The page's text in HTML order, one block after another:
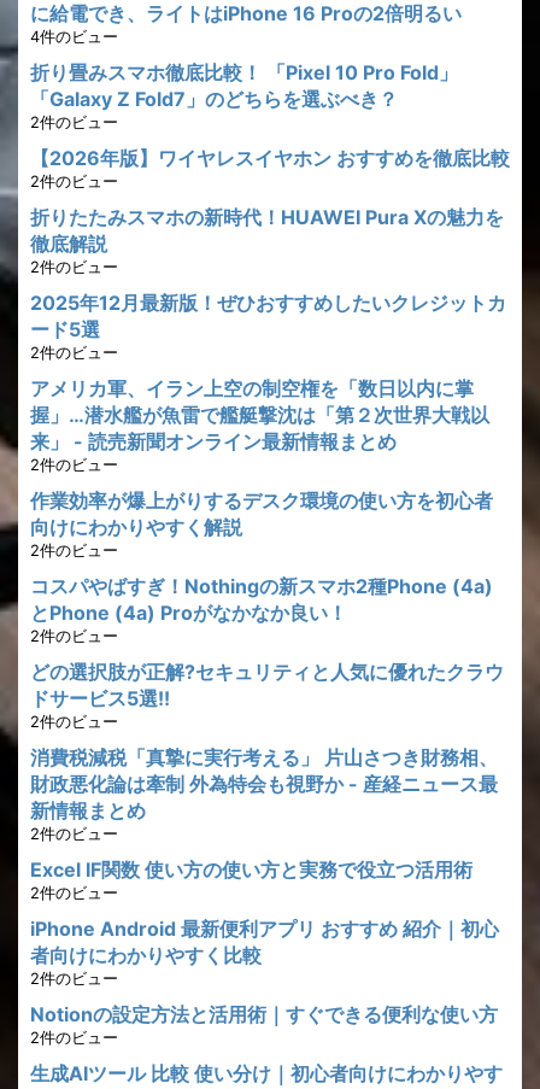
に給電でき、ライトはiPhone 16 Proの2倍明るい
4件のビュー
折り畳みスマホ徹底比較！ 「Pixel 10 Pro Fold」
「Galaxy Z Fold7」のどちらを選ぶべき？
2件のビュー
【2026年版】ワイヤレスイヤホン おすすめを徹底比較
2件のビュー
折りたたみスマホの新時代！HUAWEI Pura Xの魅力を
徹底解説
2件のビュー
2025年12月最新版！ぜひおすすめしたいクレジットカ
ード5選
2件のビュー
アメリカ軍、イラン上空の制空権を「数日以内に掌
握」…潜水艦が魚雷で艦艇撃沈は「第２次世界大戦以
来」 - 読売新聞オンライン最新情報まとめ
2件のビュー
作業効率が爆上がりするデスク環境の使い方を初心者
向けにわかりやすく解説
2件のビュー
コスパやばすぎ！Nothingの新スマホ2種Phone (4a)
とPhone (4a) Proがなかなか良い！
2件のビュー
どの選択肢が正解?セキュリティと人気に優れたクラウ
ドサービス5選!!
2件のビュー
消費税減税「真摯に実行考える」 片山さつき財務相、
財政悪化論は牽制 外為特会も視野か - 産経ニュース最
新情報まとめ
2件のビュー
Excel IF関数 使い方の使い方と実務で役立つ活用術
2件のビュー
iPhone Android 最新便利アプリ おすすめ 紹介｜初心
者向けにわかりやすく比較
2件のビュー
Notionの設定方法と活用術｜すぐできる便利な使い方
2件のビュー
生成AIツール 比較 使い分け｜初心者向けにわかりやす